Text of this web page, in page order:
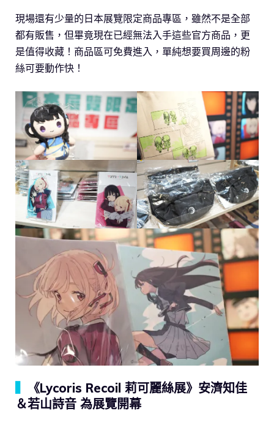
現場還有少量的日本展覽限定商品專區，雖然不是全部
都有販售，但畢竟現在已經無法入手這些官方商品，更
是值得收藏！商品區可免費進入，單純想要買周邊的粉
絲可要動作快！
《Lycoris Recoil 莉可麗絲展》安濟知佳
＆若山詩音 為展覽開幕